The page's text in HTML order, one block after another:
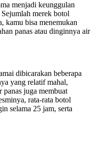
menjadi keunggulan
merek botol
kamu bisa menemukan
panas atau dinginnya air
dibicarakan beberapa
yang relatif mahal,
juga membuat
rata-rata botol
selama 25 jam, serta